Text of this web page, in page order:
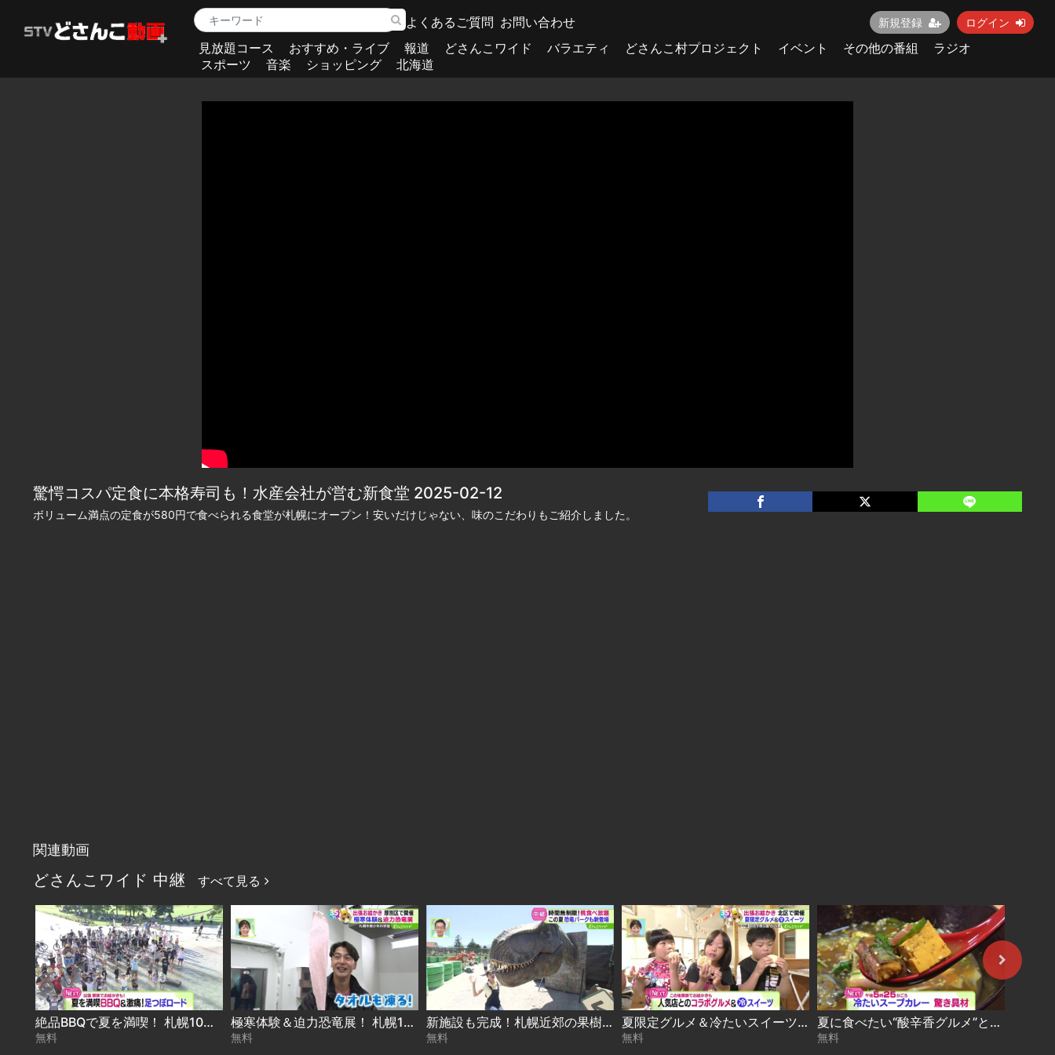
よくあるご質問 お問い合わせ 新規登録 ログイン
見放題コース おすすめ・ライブ 報道 どさんこワイド バラエティ どさんこ村プロジェクト イベント その他の番組
ラジオ
スポーツ
音楽 ショッピング 北海道
驚愕コスパ定食に本格寿司も！水産会社が営む新食堂 2025-02-12
ボリューム満点の定食が580円で食べられる食堂が札幌にオープン！安いだけじゃない、味のこだわりもご紹介しました。
関連動画
どさんこワイド 中継 すべて見る
絶品BBQで夏を満喫！ 札幌10区キャラバン in 白石区 2026-08-06
無料
極寒体験＆迫力恐竜展！ 札幌10区キャラバン in 厚別区 2026-08-05
無料
新施設も完成！札幌近郊の果樹園で甘〜い桃狩り 2026-08-05
無料
夏限定グルメ＆冷たいスイーツ！ 札幌10区キャラバン in 北区 2026-08-04
無料
夏に食べたい“酸辛香グルメ”とは？薬膳香る味噌ラーメン＆和風冷やしスープカレー 2026-08-04
無料